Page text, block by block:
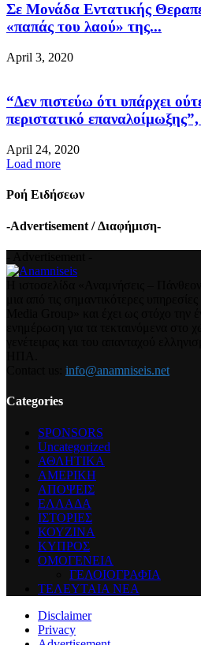
Σε Μονάδα Εντατικής
«παπάς του λαού» της...
April 3, 2020
“Δεν πιστεύω ότι υπάρχει
περιστατικό επαναλοίμωξης”,
April 24, 2020
Load more
Ροή Ειδήσεων
-Advertisement / Διαφήμιση-
info@anamniseis.net
Categories
SPONSORS
Uncategorized
ΑΘΛΗΤΙΚΑ
ΑΜΕΡΙΚΗ
ΑΠΟΨΕΙΣ
ΕΛΛΑΔΑ
ΙΣΤΟΡΙΕΣ
ΚΟΥΖΙΝΑ
ΚΥΠΡΟΣ
ΟΜΟΓΕΝΕΙΑ
ΓΕΛΟΙΟΓΡΑΦΙΑ
ΤΕΛΕΥΤΑΙΑ ΝΕΑ
Disclaimer
Privacy